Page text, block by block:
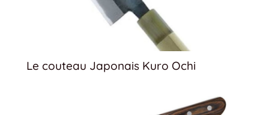
Le couteau Japonais Kuro Ochi